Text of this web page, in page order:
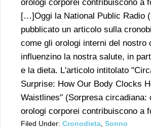
orologi corporei contribuiscono a
[…]Oggi la National Public Radio
pubblicato un articolo sulla
come gli orologi interni del nostro
influenzino la nostra salute, in
e la dieta. L'articolo intitolato
Surprise: How Our Body Clocks
Waistlines" (Sorpresa circadiana:
orologi corporei contribuiscono a
Filed Under: Cronodieta Sonno